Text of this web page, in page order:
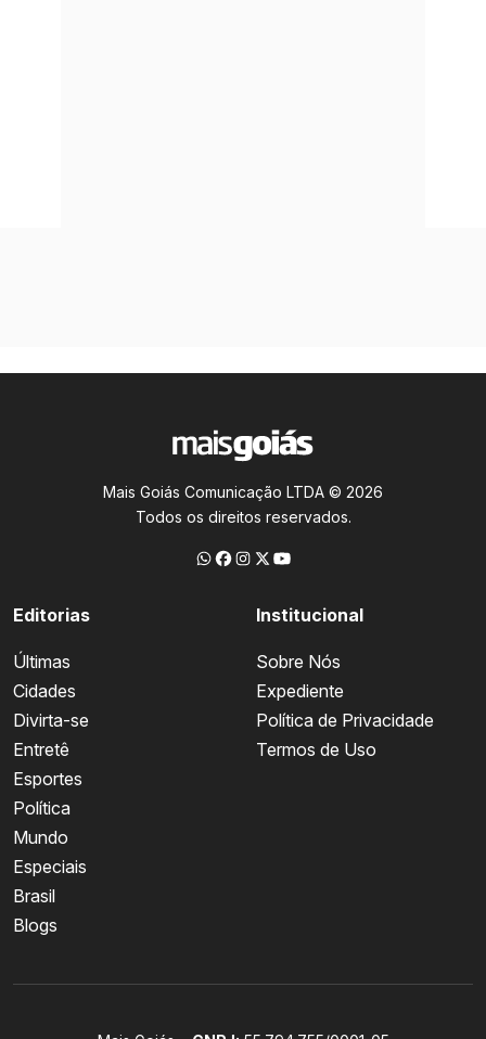
Mais Goiás Comunicação LTDA © 2026
Todos os direitos reservados.
Editorias
Últimas
Cidades
Divirta-se
Entretê
Esportes
Política
Mundo
Especiais
Brasil
Blogs
Institucional
Sobre Nós
Expediente
Política de Privacidade
Termos de Uso